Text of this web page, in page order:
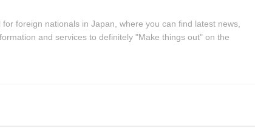
foreign nationals in Japan, where you can find latest news,
and services to definitely "Make things out" on the